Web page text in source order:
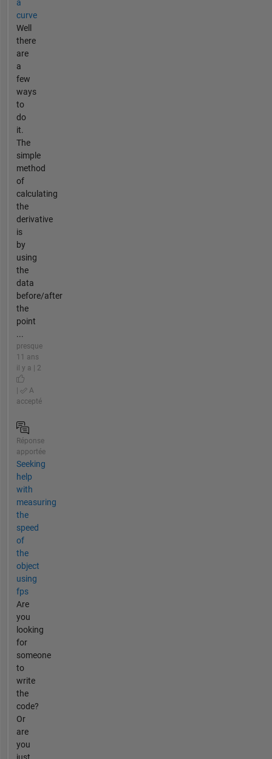
a
curve
Well
there
are
a
few
ways
to
do
it.
The
simple
method
of
calculating
the
derivative
is
by
using
the
data
before/after
the
point
...
presque
11 ans
il y a | 2
|
A
accepté
Réponse
apportée
Seeking
help
with
measuring
the
speed
of
the
object
using
fps
Are
you
looking
for
someone
to
write
the
code?
Or
are
you
just